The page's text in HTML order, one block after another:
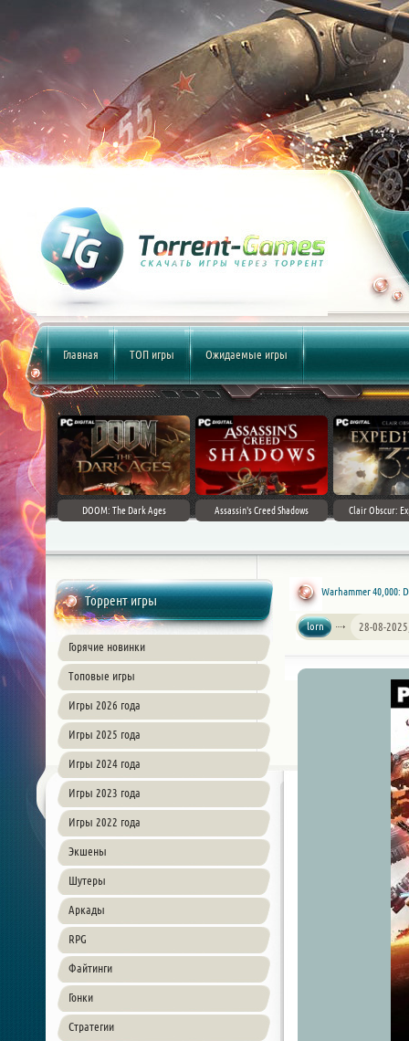
Главная ТОП игры Ожидаемые игры
DOOM: The Dark Ages Assassin's Creed Shadows Clair Obscur:
Торрент игры
Горячие новинки
Топовые игры
Игры 2026 года
Игры 2025 года
Игры 2024 года
Игры 2023 года
Игры 2022 года
Экшены
Шутеры
Аркады
RPG
Файтинги
Гонки
Стратегии
Warhammer 40,000:
lorn 28-08-